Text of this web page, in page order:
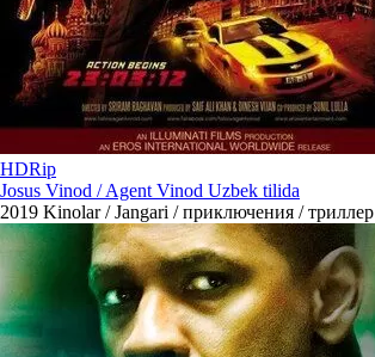
HDRip
Josus Vinod / Agent Vinod Uzbek tilida
2019 Kinolar / Jangari / приключения / триллер